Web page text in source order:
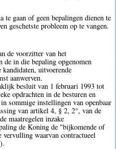
te gaan of geen bepalingen dienen te
geschetste probleem op te vangen.
de voorzitter van het
in die bepaling opgenomen
uitvoerende
aanwerven.
besluit van 1 februari 1993 tot
opdrachten in de besturen en
sommige instellingen van openbaar
van artikel 4, § 2, 2°, van de
maatregelen inzake
de Koning de "bijkomende of
vervulling waarvan contractueel